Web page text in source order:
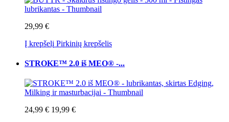
29,99 €
Į krepšelį Pirkinių krepšelis
STROKE™ 2.0 iš MEO® -...
24,99 € 19,99 €